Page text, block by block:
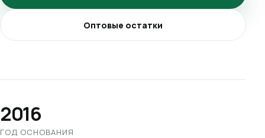
Оптовые остатки
2016
ГОД ОСНОВАНИЯ